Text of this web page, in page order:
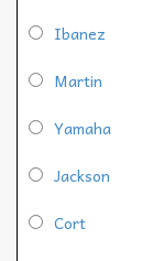
Ibanez
Martin
Yamaha
Jackson
Cort